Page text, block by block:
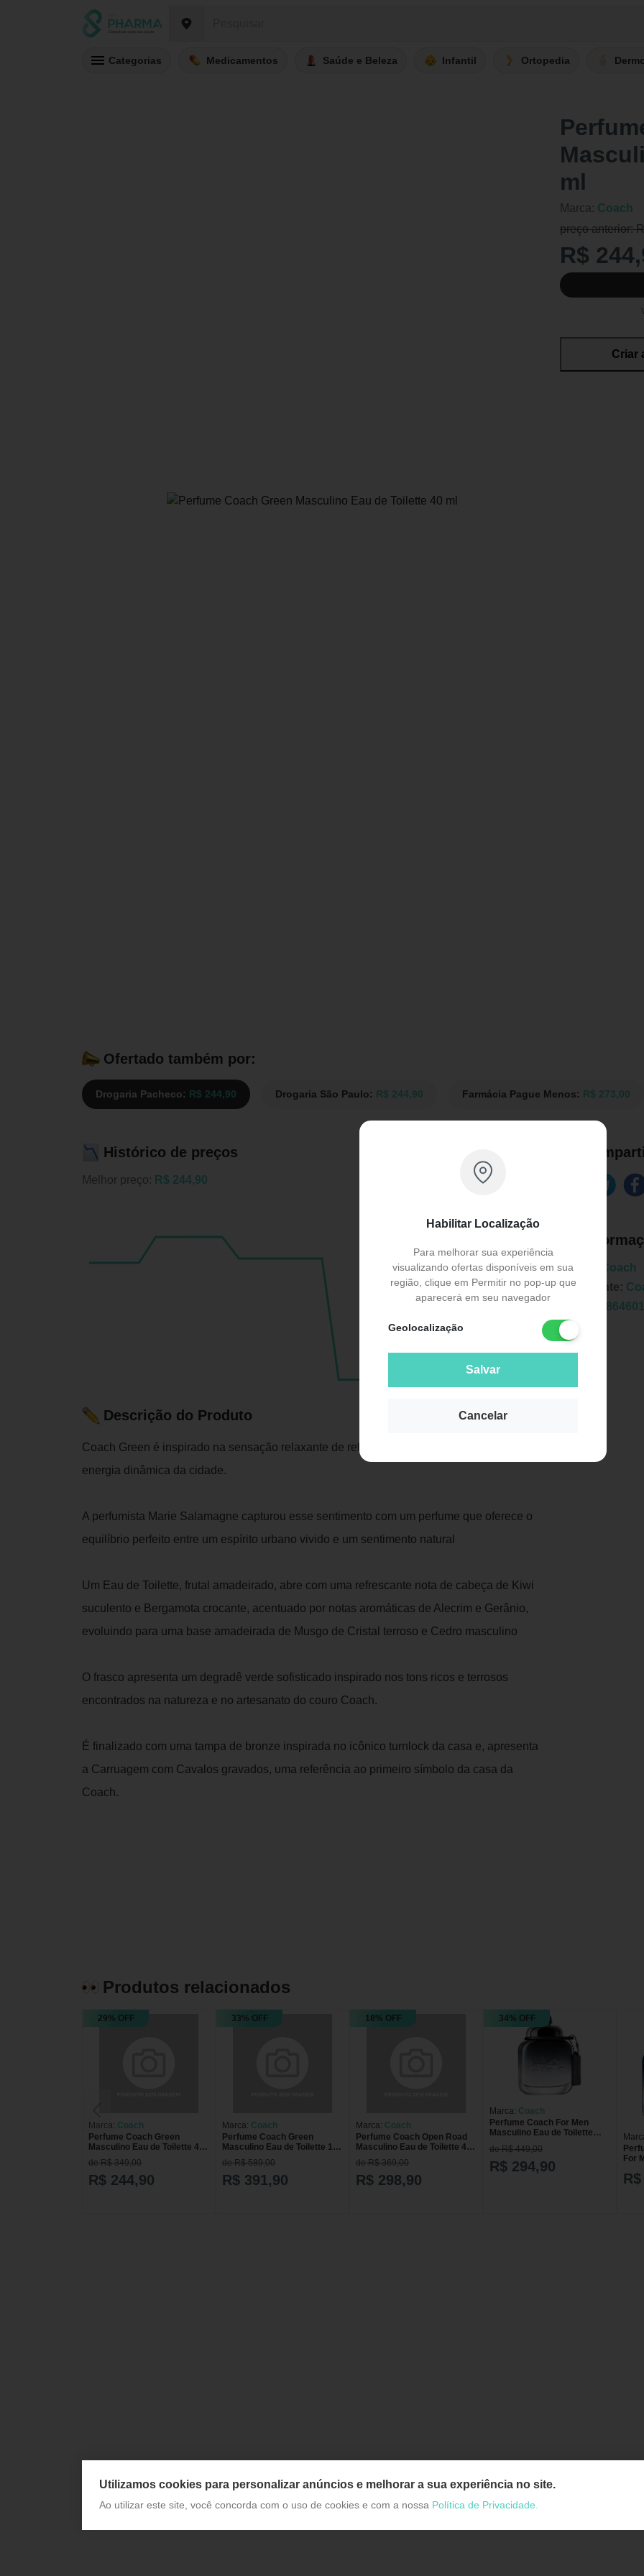
Categorias Medicamentos Saúde e Beleza Infantil Ortopedia
Habilitar Localização
Para melhorar sua experiência
visualizando ofertas disponíveis em sua
região, clique em Permitir no pop-up que
aparecerá em seu navegador
Geolocalização
Salvar
Cancelar
ml
Marca: Coach
preço anterior:
R$
Criar
Ofertado também por:
Drogaria Pacheco: R$ 244,90 Drogaria São Paulo: R$ 244,90 Farmácia Pague Menos: R$ 273,00
Histórico de preços
Melhor preço: R$ 244,90
Descrição do Produto
Coach Green é inspirado na sensação relaxante de refúgios verdes vívidos em meio à
energia dinâmica da cidade.
A perfumista Marie Salamagne capturou esse sentimento com um perfume que oferece o
equilíbrio perfeito entre um espírito urbano vivido e um sentimento natural
Um Eau de Toilette, frutal amadeirado, abre com uma refrescante nota de cabeça de Kiwi
suculento e Bergamota crocante, acentuado por notas aromáticas de Alecrim e Gerânio,
evoluindo para uma base amadeirada de Musgo de Cristal terroso e Cedro masculino
O frasco apresenta um degradê verde sofisticado inspirado nos tons ricos e terrosos
encontrados na natureza e no artesanato do couro Coach.
É finalizado com uma tampa de bronze inspirada no icônico turnlock da casa e, apresenta
a Carruagem com Cavalos gravados, uma referência ao primeiro símbolo da casa da
Coach.
Marca:
Coach
Fabricante:
Produtos relacionados
29% OFF
Marca: Coach
Perfume Coach Green
Masculino Eau de Toilette 40
de R$ 349,00
R$ 244,90
33% OFF
Marca: Coach
Perfume Coach Green
Masculino Eau de Toilette 100
de R$ 589,00
R$ 391,90
18% OFF
Marca: Coach
Perfume Coach Open Road
Masculino Eau de Toilette 40
de R$ 369,00
R$ 298,90
34% OFF
Marca: Coach
Perfume Coach For Men
Masculino Eau de Toilette
de R$ 449,00
R$ 294,90
For
Utilizamos cookies para personalizar anúncios e melhorar a sua experiência no site.
Ao utilizar este site, você concorda com o uso de cookies e com a nossa Política de Privacidade.